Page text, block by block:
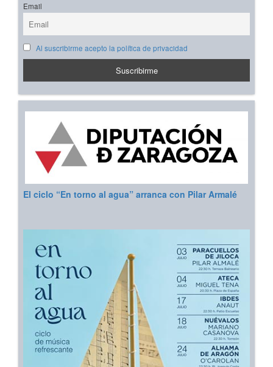
Email
Al suscribirme acepto la política de privacidad
El ciclo “En torno al agua” arranca con Pilar Armalé